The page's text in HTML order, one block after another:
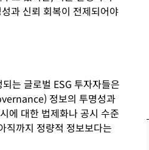
과 신뢰 회복이 전제되어야
는 글로벌 ESG 투자자들은
정보의 투명성과
에 대한 법제화나 공시 수준
직까지 정량적 정보보다는